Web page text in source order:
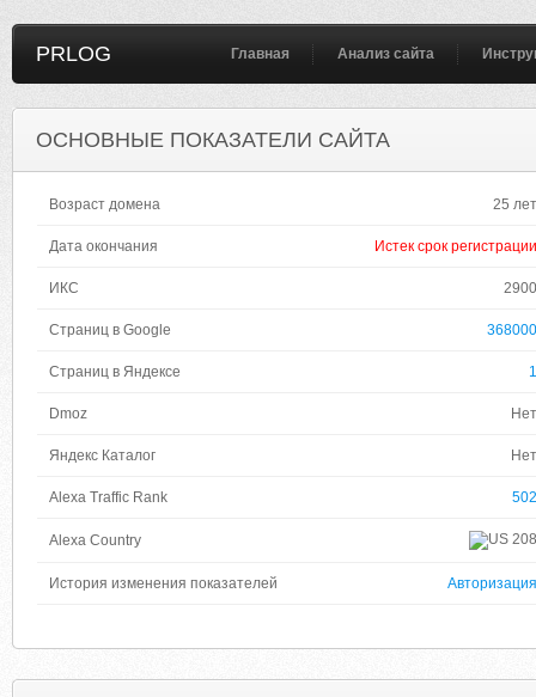
PRLOG Главная Анализ сайта
ОСНОВНЫЕ ПОКАЗАТЕЛИ САЙТА
Возраст домена 25 лет
Дата окончания Истек срок регистрации
ИКС 2900
Страниц в Google 368000
Страниц в Яндексе 1
Dmoz Нет
Яндекс Каталог Нет
Alexa Traffic Rank 502
Alexa Country 208
История изменения показателей Авторизация